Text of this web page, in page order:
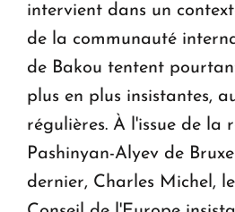
intervient dans un
de la communauté
de Bakou tentent
plus en plus insistantes,
régulières. À l'issue de la
Pashinyan-Alyev de
dernier, Charles Michel,